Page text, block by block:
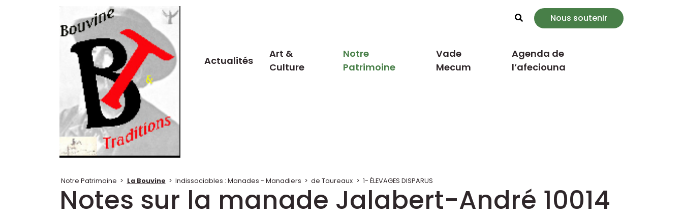
Rechercher
Nous soutenir
Actualités
Art &
Culture
Notre
Patrimoine
Vade
Mecum
Agenda de
l’afeciouna
Notre Patrimoine > La Bouvine > Indissociables : Manades - Manadiers > de Taureaux > 1- ÉLEVAGES DISPARUS
Notes sur la manade Jalabert-André 10014